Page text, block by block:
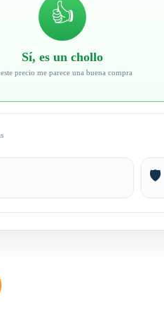
👍
Sí, es un chollo
precio me parece una buena compra
🛡️